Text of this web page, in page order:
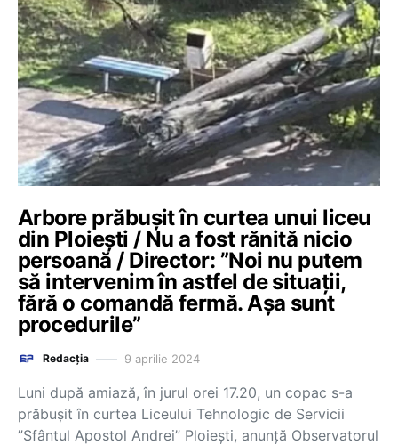
Arbore prăbușit în curtea unui liceu
din Ploiești / Nu a fost rănită nicio
persoană / Director: ”Noi nu putem
să intervenim în astfel de situații,
fără o comandă fermă. Așa sunt
procedurile”
Redacția 9 aprilie 2024
Luni după amiază, în jurul orei 17.20, un copac s-a
prăbușit în curtea Liceului Tehnologic de Servicii
”Sfântul Apostol Andrei” Ploiești, anunță Observatorul